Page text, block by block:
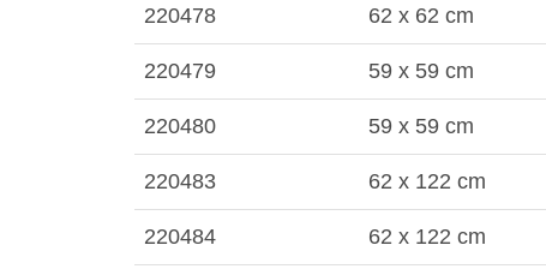
220478 62 x 62 cm
220479 59 x 59 cm
220480 59 x 59 cm
220483 62 x 122 cm
220484 62 x 122 cm